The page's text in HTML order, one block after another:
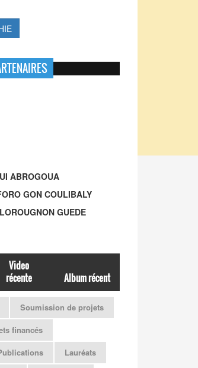
ABROGOUA
GON COULIBALY
GUEDE
Video
récente
Album récent
Soumission de projets
financés
Lauréats